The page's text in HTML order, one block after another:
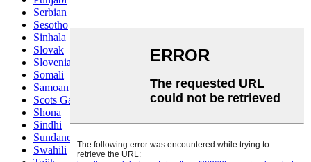
Serbian
Sesotho
Sinhala
Slovak
Slovenian
Somali
Samoan
Scots Gaelic
Shona
Sindhi
Sundanese
Swahili